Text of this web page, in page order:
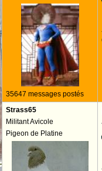
35647 messages postés
Strass65
Militant Avicole
Pigeon de Platine